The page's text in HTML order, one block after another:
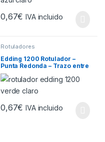
0,67€ IVA incluido
Rotuladores
Edding 1200 Rotulador –
Punta Redonda – Trazo entre
0.5 y 1 mm. – Tinta con Base
de Agua – Color Verde Claro
0,67€ IVA incluido